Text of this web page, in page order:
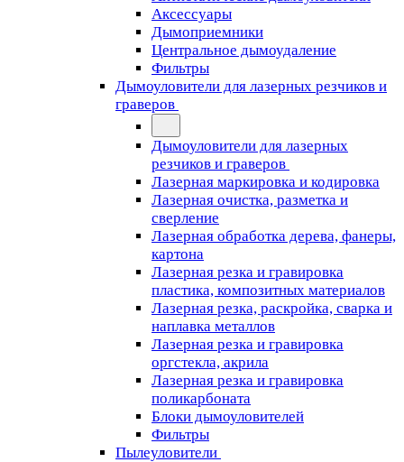
Аксессуары
Дымоприемники
Центральное дымоудаление
Фильтры
Дымоуловители для лазерных резчиков и
граверов
Дымоуловители для лазерных
резчиков и граверов
Лазерная маркировка и кодировка
Лазерная очистка, разметка и
сверление
Лазерная обработка дерева, фанеры,
картона
Лазерная резка и гравировка
пластика, композитных материалов
Лазерная резка, раскройка, сварка и
наплавка металлов
Лазерная резка и гравировка
оргстекла, акрила
Лазерная резка и гравировка
поликарбоната
Блоки дымоуловителей
Фильтры
Пылеуловители